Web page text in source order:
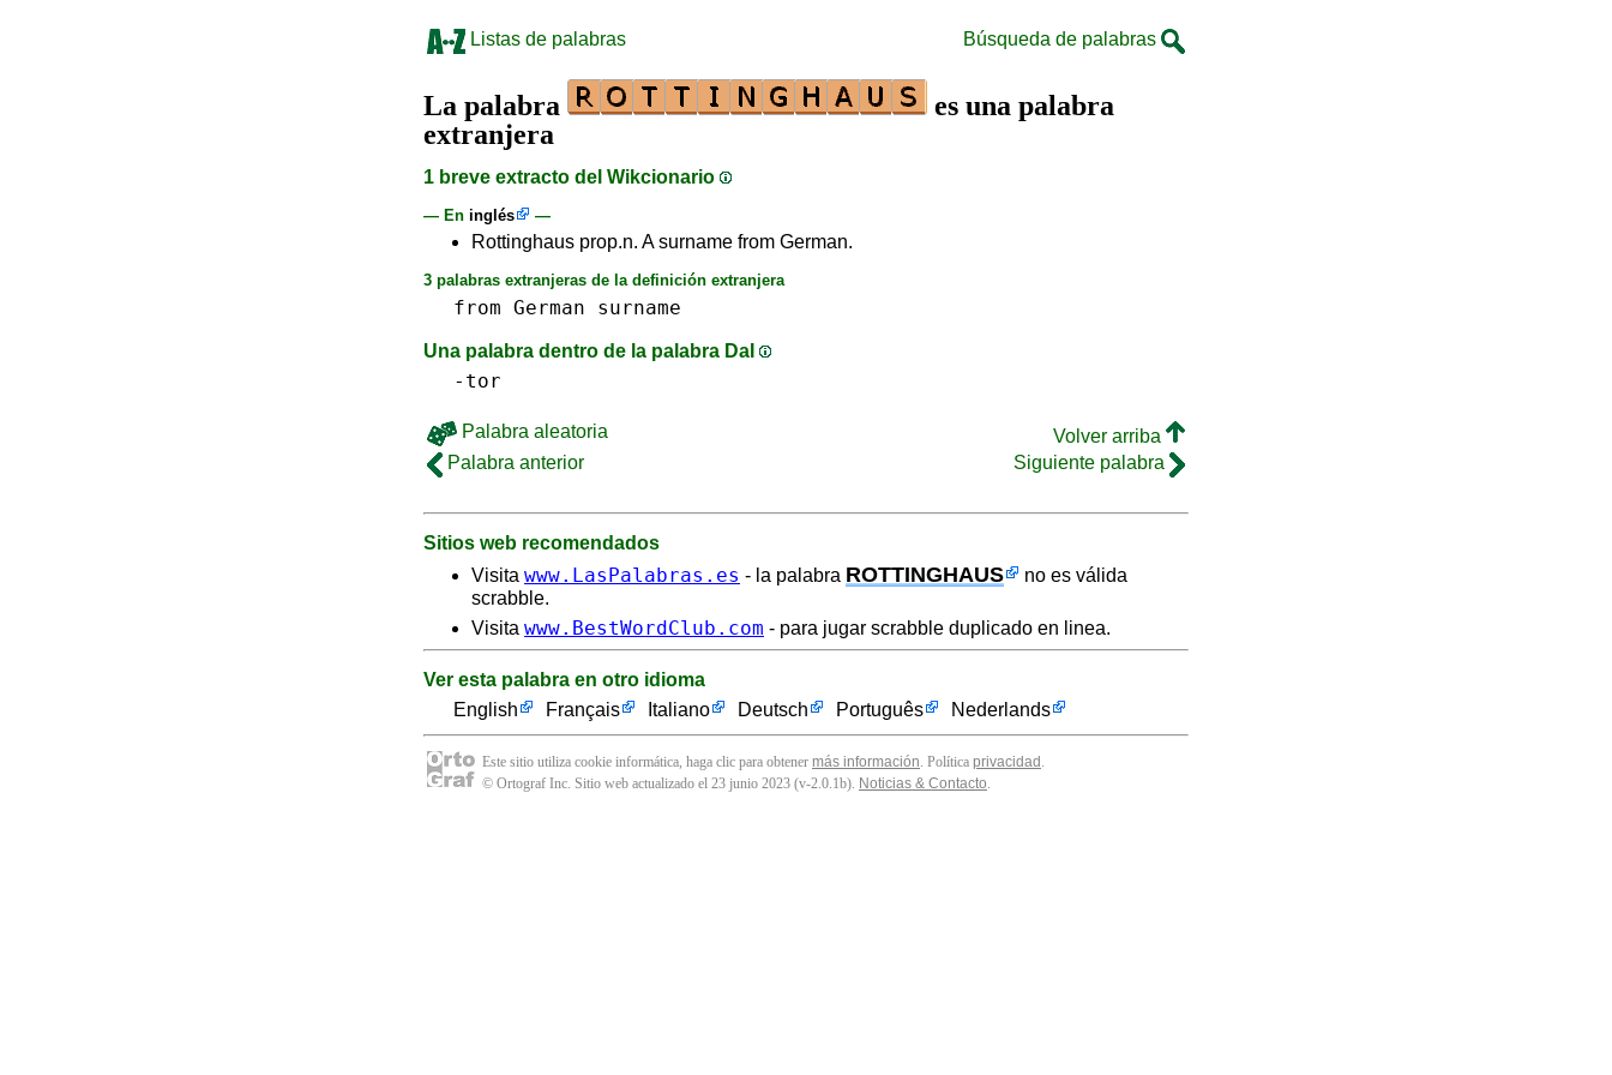
Listas de palabras Búsqueda de palabras
La palabra
es una palabra
extranjera
1 breve extracto del Wikcionario
— En inglés —
Rottinghaus prop.n. A surname from German.
3 palabras extranjeras de la definición extranjera
from German surname
Una palabra dentro de la palabra DaI
-tor
Palabra aleatoria
Volver arriba
Palabra anterior
Siguiente palabra
Sitios web recomendados
Visita www.LasPalabras.es - la palabra ROTTINGHAUS
no es válida
scrabble.
Visita www.BestWordClub.com - para jugar scrabble duplicado en linea.
Ver esta palabra en otro idioma
English
Français Italiano Deutsch Português Nederlands
Este sitio utiliza cookie informática, haga clic para obtener más información. Política privacidad .
© Ortograf Inc. Sitio web actualizado el 23 junio 2023 (v-2.0.1b). Noticias & Contacto.